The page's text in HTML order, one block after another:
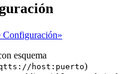
Configuración»
esquema
host:puerto)